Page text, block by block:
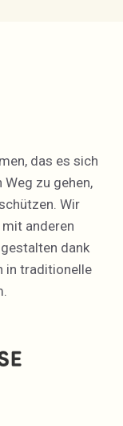
das es sich
zu gehen,
Wir
anderen
dank
in traditionelle